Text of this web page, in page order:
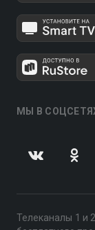
МЫ В
Телеканалы 1 и